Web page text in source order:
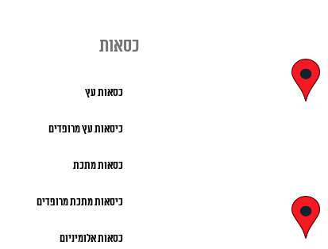
כסאות
כסאות עץ
כיסאות עץ מרופדים
כסאות מתכת
כיסאות מתכת מרופדים
כסאות אלומיניום